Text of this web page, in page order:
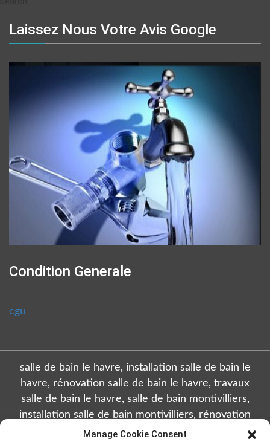
Manage Cookie Consent
Laissez Nous Votre Avis Google
Condition Generale
cgu
salle de bain le havre, installation salle de bain le
havre, rénovation salle de bain le havre, travaux
salle de bain le havre, salle de bain montivilliers,
installation salle de bain montivilliers, rénovation
salle de bain montivilliers, travaux salle de bain